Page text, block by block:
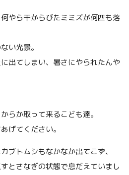
やら干からびたミミズが何匹も落
い光景。
出てしまい、暑さにやられたんや
らか取って来るこども達。
げてください。
ブトムシもなかなか出てこず、
とさなぎの状態で息だえていまし